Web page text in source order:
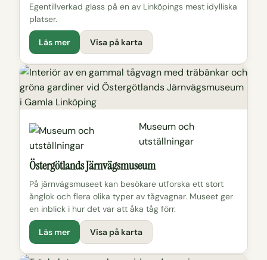
Egentillverkad glass på en av Linköpings mest idylliska
platser.
Läs mer Visa på karta
Museum och
utställningar
Östergötlands Järnvägsmuseum
På järnvägsmuseet kan besökare utforska ett stort
ånglok och flera olika typer av tågvagnar. Museet ger
en inblick i hur det var att åka tåg förr.
Läs mer Visa på karta